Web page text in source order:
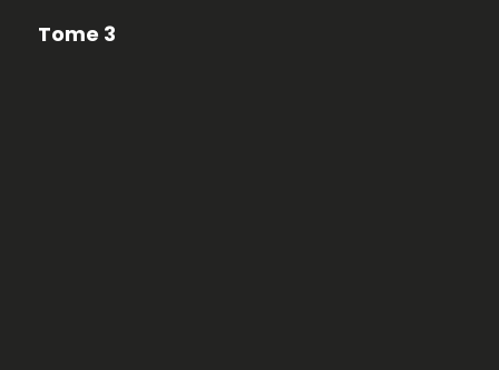
Tome 3